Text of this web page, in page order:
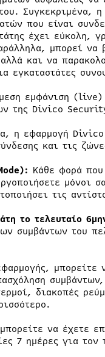
Συγκεκριμένα,
που είναι
έχει εύκολη,
μπορεί να
και να
εμφάνιση (live)
της Divico
η εφαρμογή
και τις
Κάθε φορά που
μόνοι
τις
το τελευταίο
συμβάντων του
μπορείτε
διακοπές
να έχετε
7 ημέρες για τον